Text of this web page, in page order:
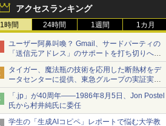
アクセスランキング
1時間 24時間 1週間 1カ月
ユーザー阿鼻叫喚？ Gmail、サードパーティの
「送信元アドレス」のサポートを打ち切りへ
【やじうまWatch】
タイガー、魔法瓶の技術を応用した断熱材をデ
ータセンターに提供、東急グループの実証実験
で 「ステンレス密封真空断熱パネル TIVIP」
「.jp」が40周年――1986年8月5日、Jon Postel
氏から村井純氏に委任
学生の「生成AIコピペ」レポートで悩む大学教